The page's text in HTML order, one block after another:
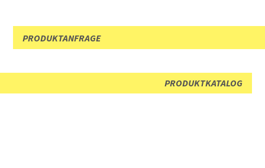
PRODUKTANFRAGE
PRODUKTKATALOG